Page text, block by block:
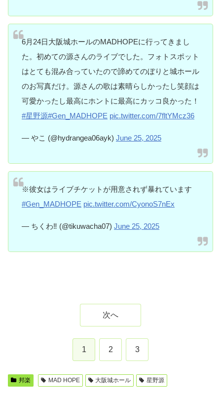
6月24日大阪城ホールのMADHOPEに行ってきまし
た。初めての源さんのライブでした。フォトスポット
はとても混み合っていたので諦めてのぼりと城ホール
のお写真だけ。源さんの歌は素晴らしかったし笑顔は
可愛かったし最高にホントに最高にカッコ良かった！
#星野源#Gen_MADHOPE pic.twitter.com/7fltYMcz36
— やこ (@hydrangea06ayk) June 25, 2025
※彼女はライブチケットが用意されず暴れています
#Gen_MADHOPE pic.twitter.com/CyonoS7nEx
— ちくわ‼️ (@tikuwacha07) June 25, 2025
次へ
1 2 3
邦楽 MAD HOPE 大阪城ホール 星野源